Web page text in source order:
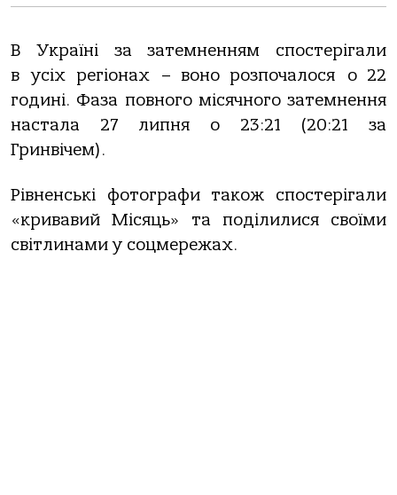
В Україні за затемненням спостерігали
в усіх регіонах – воно розпочалося о 22
годині. Фаза повного місячного затемнення
настала 27 липня о 23:21 (20:21 за
Гринвічем).
Рівненські фотографи також спостерігали
«кривавий Місяць» та поділилися своїми
світлинами у соцмережах.